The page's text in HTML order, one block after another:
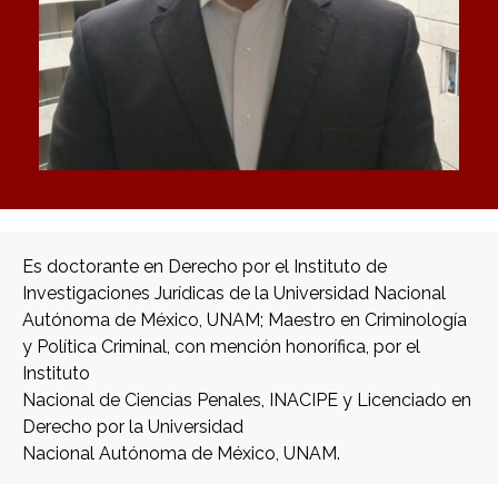
Es doctorante en Derecho por el Instituto de
Investigaciones Jurídicas de la Universidad Nacional
Autónoma de México, UNAM; Maestro en Criminología
y Política Criminal, con mención honorífica, por el
Instituto
Nacional de Ciencias Penales, INACIPE y Licenciado en
Derecho por la Universidad
Nacional Autónoma de México, UNAM.